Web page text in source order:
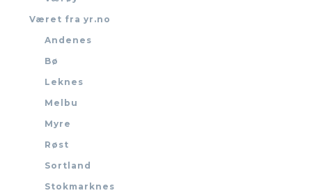
Været fra yr.no
Andenes
Bø
Leknes
Melbu
Myre
Røst
Sortland
Stokmarknes